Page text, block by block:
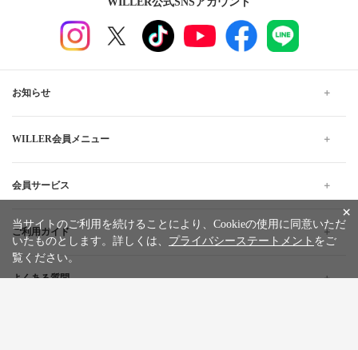
お知らせ
WILLER会員メニュー
会員サービス
ご利用ガイド
よくある質問
×
当サイトのご利用を続けることにより、Cookieの使用に同意いただ
いたものとします。詳しくは、 プライバシーステートメント をご
覧ください。